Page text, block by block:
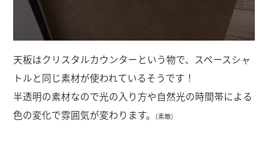
天板はクリスタルカウンターという物で、スペースシャ
トルと同じ素材が使われているそうです！
半透明の素材なので光の入り方や自然光の時間帯による
色の変化で雰囲気が変わります。
(素敵)